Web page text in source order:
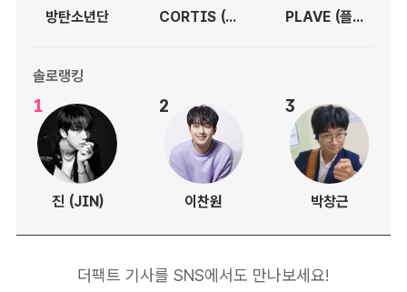
방탄소년단 CORTIS (코르티스) PLAVE (플레이브)
솔로랭킹
1
진 (JIN)
2
이찬원
3
박창근
더팩트 기사를 SNS에서도 만나보세요!